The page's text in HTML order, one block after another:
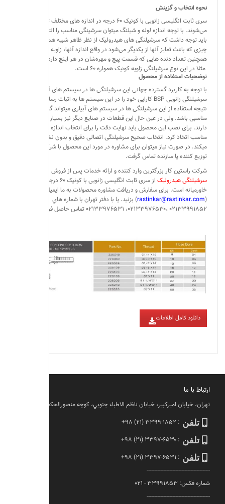
نحوه انتخاب و گزینش
سری ثابت انگلیسی زانویی با کونیک ۶۰ درجه در اندازه های مختلف تولید
می‌شوند. با توجه اندازه لوله و شیلنگ میتوان سرشینگی مناسب را انتخاب کرد.
باید توجه داشت که سرشیلنگی های هیدرولیک از نظر ظاهر شبیه هم هستند،
چیزی که باعث تمایز آنها از یکدیگر می‌شود در واقع اندازه آنها، زاویه کونیک و
همچنین تعداد دنده هایی که قسمت پیچ و مهره‌شان در هر اینچ دارد می‌باشد.
مثلا در این نوع سرشیلنگی زاویه کونیک همواره ۶۰ است.
توضحیات استفاده از محصول
با توجه به کاربرد گسترده جهانی این سرشیلنگی ها در سیستم های آبیاری،‌
سرشیلنگی زانویی BSP کارایی خود را در این سیستم ها به اثبات رسانده اند. در
نتیجه استفاده از این سرشیلنگی ها در سیستم های آبیاری میتواند گزینه بسیار
مناسبی باشد. ولی در عین حال این قطعات در صنایع دیگر نیز بسیار کارایی
دارند. برای نصب این محصول باید نهایت دقت را برای انتخاب اندازه سرشیلنگی
مناسب اتخاذ کرد. انتخاب صحیح سرشیلنگی اتصالی دقیق و بدون نشت فراهم
میکند. در صورت نیاز میتوان برای مشاوره در مورد این محصول با شرکت های
توزیع کننده یا سازنده تماس گرفت.
شرکت راستین کار بزرگترین وارد کننده و ارائه خدمات پس از فروش انواع
سرشیلنگی هیدرولیک
از سری ثابت انگلیسی زانویی با کونیک ۶۰ درجه در
خاورمیانه است. برای سفارش و دریافت مشاوره محصولات به ما ایمیل
(
rastinkar@rastinkar.com) بزنید. یا با دفتر تهران با شماره هاي
۰۲۱۳۳۹۹۱۸۵۲ ،۰۲۱۳۳۹۷۶۵۳۰، ۰۲۱۳۳۹۷۶۵۳۱ تماس حاصل فرمایید.
دانلود کامل اطلاعات
ارتباط با ما
تهران، خيابان اميركبير، خيابان ناظم الاطباء جنوبي، كوچه منصورالحكما، پلاك ١١
تلفن : +۹۸ (۲۱) ۳۳۹۹-۱۸۵۲
تلفن : +۹۸ (۲۱) ۳۳۹۷-۶۵۳۰
تلفن : +۹۸ (۲۱) ۳۳۹۷-۶۵۳۱
------------------------------------------
شماره فکس: ۳۳۹۹۱۸۵۳ - ۰۲۱
------------------------------------------